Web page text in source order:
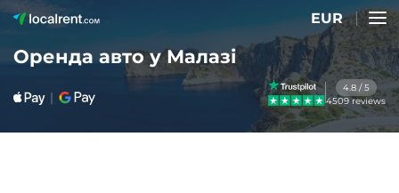
EUR
Оренда авто у Малазі
4.8 / 5
4509 reviews